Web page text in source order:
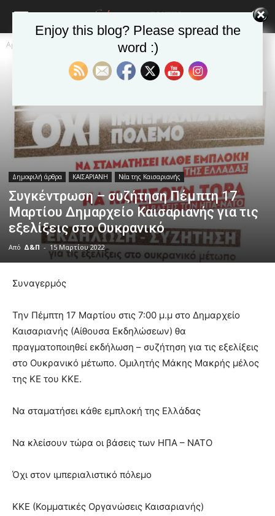
Αρχική
Δημοφιλή άρθρα ΚΑΙΣΑΡΙΑΝΗ Νέα της Καισαριανής
Συγκέντρωση – συζήτηση Πέμπτη 17
Μαρτίου Δημαρχείο Καισαριανής για τις
εξελίξεις στο Ουκρανικό
Από Δ&Π - 15 Μαρτίου 2022
lesbians
cam
show.desi
xxx
brandi
teaches
pain.
Συναγερμός
Την Πέμπτη 17 Μαρτίου στις 7:00 μ.μ στο Δημαρχείο
Καισαριανής (Αίθουσα Εκδηλώσεων) θα
πραγματοποιηθεί εκδήλωση – συζήτηση για τις εξελίξεις
στο Ουκρανικό μέτωπο. Ομιλητής Μάκης Μακρής μέλος
της ΚΕ του ΚΚΕ.
Να σταματήσει κάθε εμπλοκή της Ελλάδας
Να κλείσουν τώρα οι βάσεις των ΗΠΑ – ΝΑΤΟ
Όχι στον ιμπεριαλιστικό πόλεμο
ΚΚΕ (Κομματικές Οργανώσεις Καισαριανής)
Enjoy this blog? Please spread the
word :)